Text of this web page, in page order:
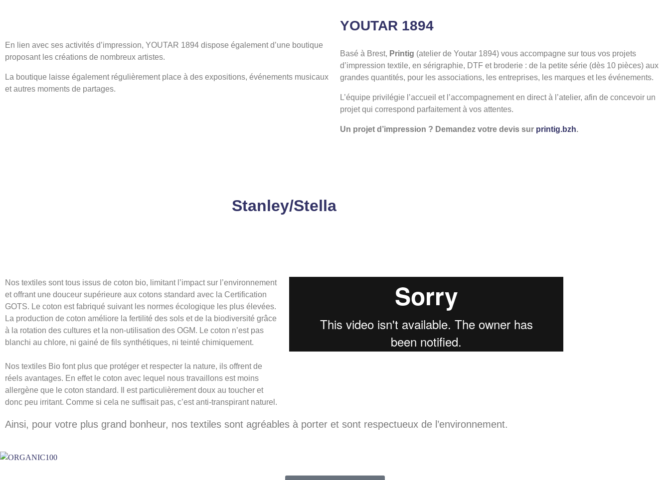
En lien avec ses activités d’impression, YOUTAR 1894 dispose également d’une boutique
proposant les créations de nombreux artistes.
La boutique laisse également régulièrement place à des expositions, événements musicaux
et autres moments de partages.
YOUTAR 1894
Basé à Brest, Printig (atelier de Youtar 1894) vous accompagne sur tous vos projets
d’impression textile, en sérigraphie, DTF et broderie : de la petite série (dès 10 pièces) aux
grandes quantités, pour les associations, les entreprises, les marques et les événements.
L’équipe privilégie l’accueil et l’accompagnement en direct à l’atelier, afin de concevoir un
projet qui correspond parfaitement à vos attentes.
Un projet d’impression ? Demandez votre devis sur printig.bzh.
Stanley/Stella
Nos textiles sont tous issus de coton bio, limitant l’impact sur l’environnement
et offrant une douceur supérieure aux cotons standard avec la Certification
GOTS. Le coton est fabriqué suivant les normes écologique les plus élevées.
La production de coton améliore la fertilité des sols et de la biodiversité grâce
à la rotation des cultures et la non-utilisation des OGM. Le coton n’est pas
blanchi au chlore, ni gainé de fils synthétiques, ni teinté chimiquement.
Nos textiles Bio font plus que protéger et respecter la nature, ils offrent de
réels avantages. En effet le coton avec lequel nous travaillons est moins
allergène que le coton standard. Il est particulièrement doux au toucher et
donc peu irritant. Comme si cela ne suffisait pas, c’est anti-transpirant naturel.
Ainsi, pour votre plus grand bonheur, nos textiles sont agréables à porter et sont respectueux de l’environnement.